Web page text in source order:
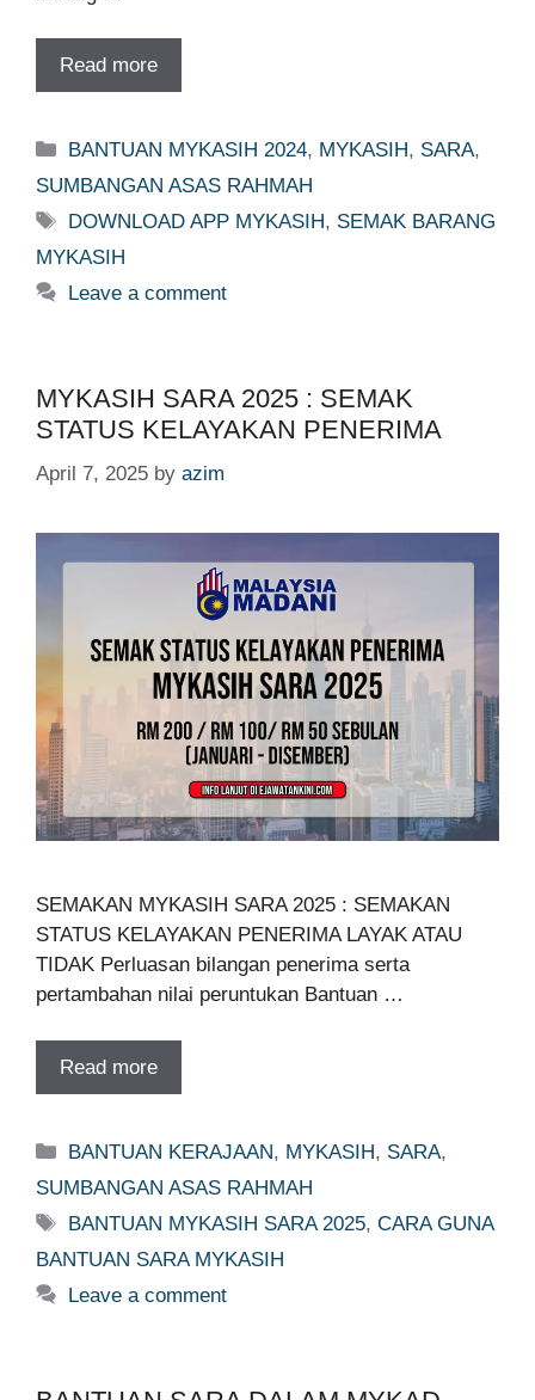
Read more
Categories
BANTUAN MYKASIH 2024, MYKASIH, SARA,
SUMBANGAN ASAS RAHMAH
Tags
DOWNLOAD APP MYKASIH, SEMAK BARANG
MYKASIH
Leave a comment
MYKASIH SARA 2025 : SEMAK
STATUS KELAYAKAN PENERIMA
April 7, 2025 by azim
SEMAKAN MYKASIH SARA 2025 : SEMAKAN
STATUS KELAYAKAN PENERIMA LAYAK ATAU
TIDAK Perluasan bilangan penerima serta
pertambahan nilai peruntukan Bantuan …
Read more
Categories
BANTUAN KERAJAAN, MYKASIH, SARA,
SUMBANGAN ASAS RAHMAH
Tags
BANTUAN MYKASIH SARA 2025,CARA GUNA
BANTUAN SARA MYKASIH
Leave a comment